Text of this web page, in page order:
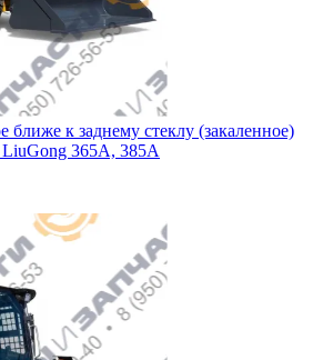
ближе к заднему стеклу (закаленное)
LiuGong 365А, 385А